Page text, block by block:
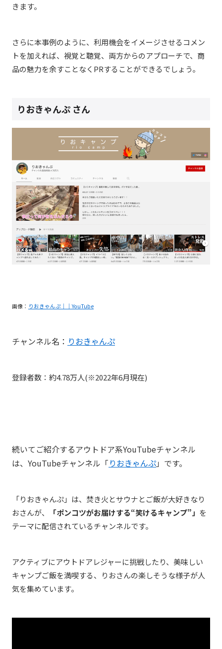
きます。
さらに本事例のように、利用機会をイメージさせるコメン
トを加えれば、視覚と聴覚、両方からのアプローチで、商
品の魅力を余すことなくPRすることができるでしょう。
りおきゃんぷ さん
画像： りおきゃんぷ｜｜YouTube
チャンネル名： りおきゃんぷ
登録者数：約4.78万人(※2022年6月現在)
続いてご紹介するアウトドア系YouTubeチャンネル
は、YouTubeチャンネル「りおきゃんぷ」です。
「りおきゃんぷ」は、焚き火とサウナとご飯が大好きなり
おさんが、
「ポンコツがお届けする“笑けるキャンプ”」 を
テーマに配信されているチャンネルです。
アクティブにアウトドアレジャーに挑戦したり、美味しい
キャンプご飯を満喫する、りおさんの楽しそうな様子が人
気を集めています。